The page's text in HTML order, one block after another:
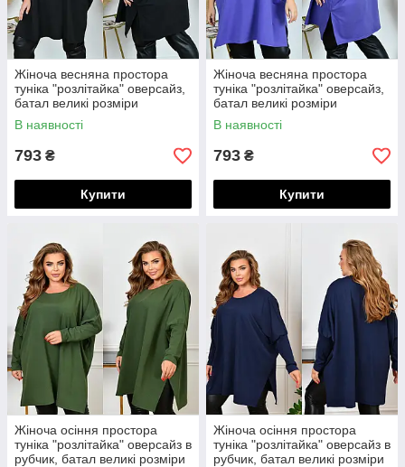
Жіноча весняна простора
туніка "розлітайка" оверсайз,
батал великі розміри
В наявності
793 ₴
Купити
Жіноча весняна простора
туніка "розлітайка" оверсайз,
батал великі розміри
В наявності
793 ₴
Купити
Жіноча осіння простора
туніка "розлітайка" оверсайз в
рубчик, батал великі розміри
Жіноча осіння простора
туніка "розлітайка" оверсайз в
рубчик, батал великі розміри